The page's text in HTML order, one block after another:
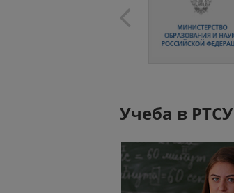
Учеба в РТСУ